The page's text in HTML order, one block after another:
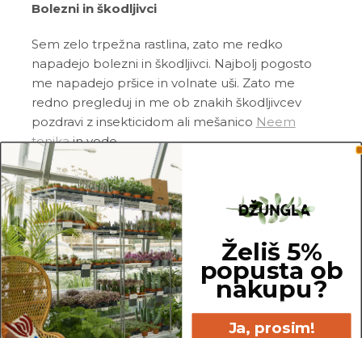
Bolezni in škodljivci
Sem zelo trpežna rastlina, zato me redko
napadejo bolezni in škodljivci. Najbolj pogosto
me napadejo pršice in volnate uši. Zato me
redno pregleduj in me ob znakih škodljivcev
pozdravi z insekticidom ali mešanico Neem
tonikain vode.
Pogoste težave
Gnitje:če si opazil_a rumenenje in gnitje mojih
listov in/ali korenin, si me po vsej verjetnosti
prekomerno zalil_a. Prosim, da porežeš vse gnile
korenine, potem pa me posadi v popolnoma
svežo in zračno zemljo. Od sedaj naprej me
zalivaj manj.
Neobičajno počasna rast:
zame je sicer
Želiš 5%
popusta ob
nakupu?
Ja, prosim!